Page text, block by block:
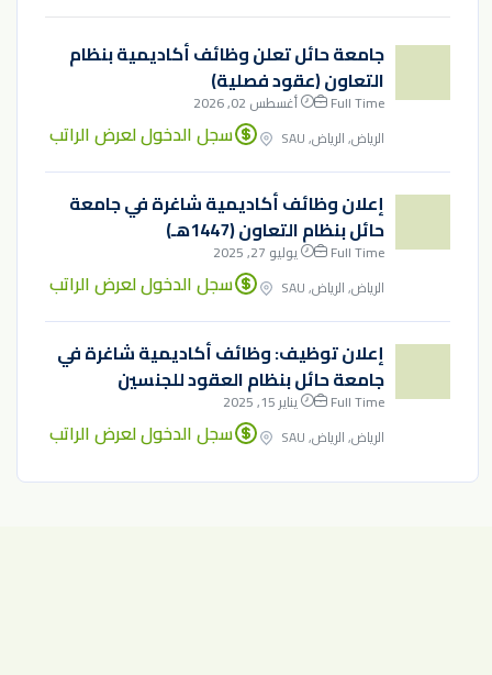
جامعة حائل تعلن وظائف أكاديمية بنظام
التعاون (عقود فصلية)
Full Time
أغسطس 02, 2026
الرياض, الرياض, SAU
سجل الدخول لعرض الراتب
إعلان وظائف أكاديمية شاغرة في جامعة
حائل بنظام التعاون (1447هـ)
Full Time
يوليو 27, 2025
الرياض, الرياض, SAU
سجل الدخول لعرض الراتب
إعلان توظيف: وظائف أكاديمية شاغرة في
جامعة حائل بنظام العقود للجنسين
Full Time
يناير 15, 2025
الرياض, الرياض, SAU
سجل الدخول لعرض الراتب